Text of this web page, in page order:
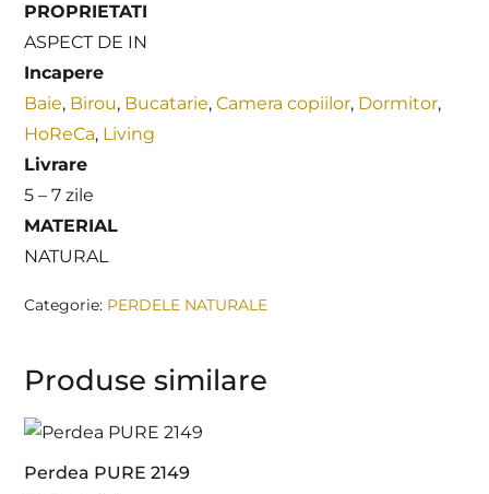
PROPRIETATI
ASPECT DE IN
Incapere
Baie, Birou, Bucatarie,Camera copiilor, Dormitor,
HoReCa, Living
Livrare
5 – 7 zile
MATERIAL
NATURAL
Categorie: PERDELE NATURALE
Produse similare
Perdea PURE 2149